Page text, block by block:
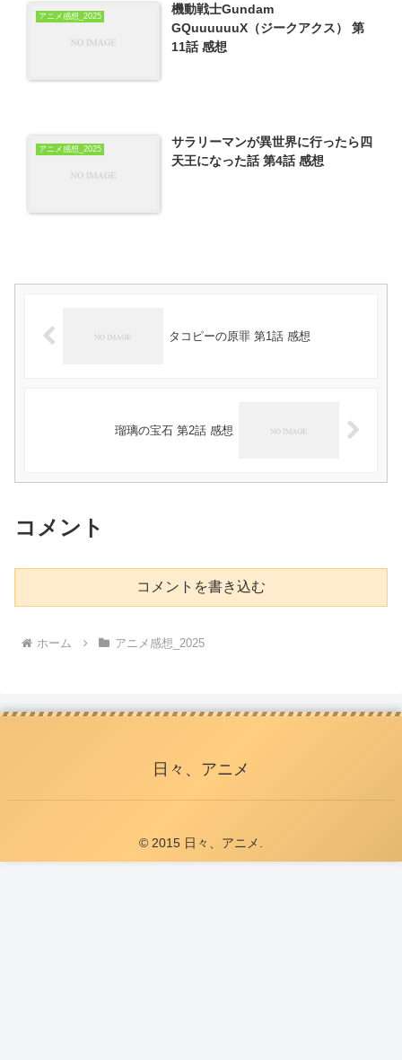
アニメ感想_2025
機動戦士Gundam
GQuuuuuuX（ジークアクス） 第
11話 感想
アニメ感想_2025
サラリーマンが異世界に行ったら四
天王になった話 第4話 感想
タコピーの原罪 第1話 感想
瑠璃の宝石 第2話 感想
コメント
コメントを書き込む
ホーム アニメ感想_2025
日々、アニメ
© 2015 日々、アニメ.